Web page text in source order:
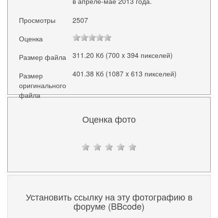
Просмотры
2507
Оценка
Размер файла
311.20 Кб (700 x 394 пикселей)
Размер
оригинального
файла
401.38 Кб (1087 x 613 пикселей)
Оценка фото
Установить ссылку на эту фотографию в
форуме (BBcode)